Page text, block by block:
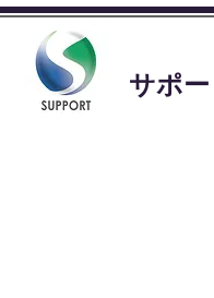
サポ